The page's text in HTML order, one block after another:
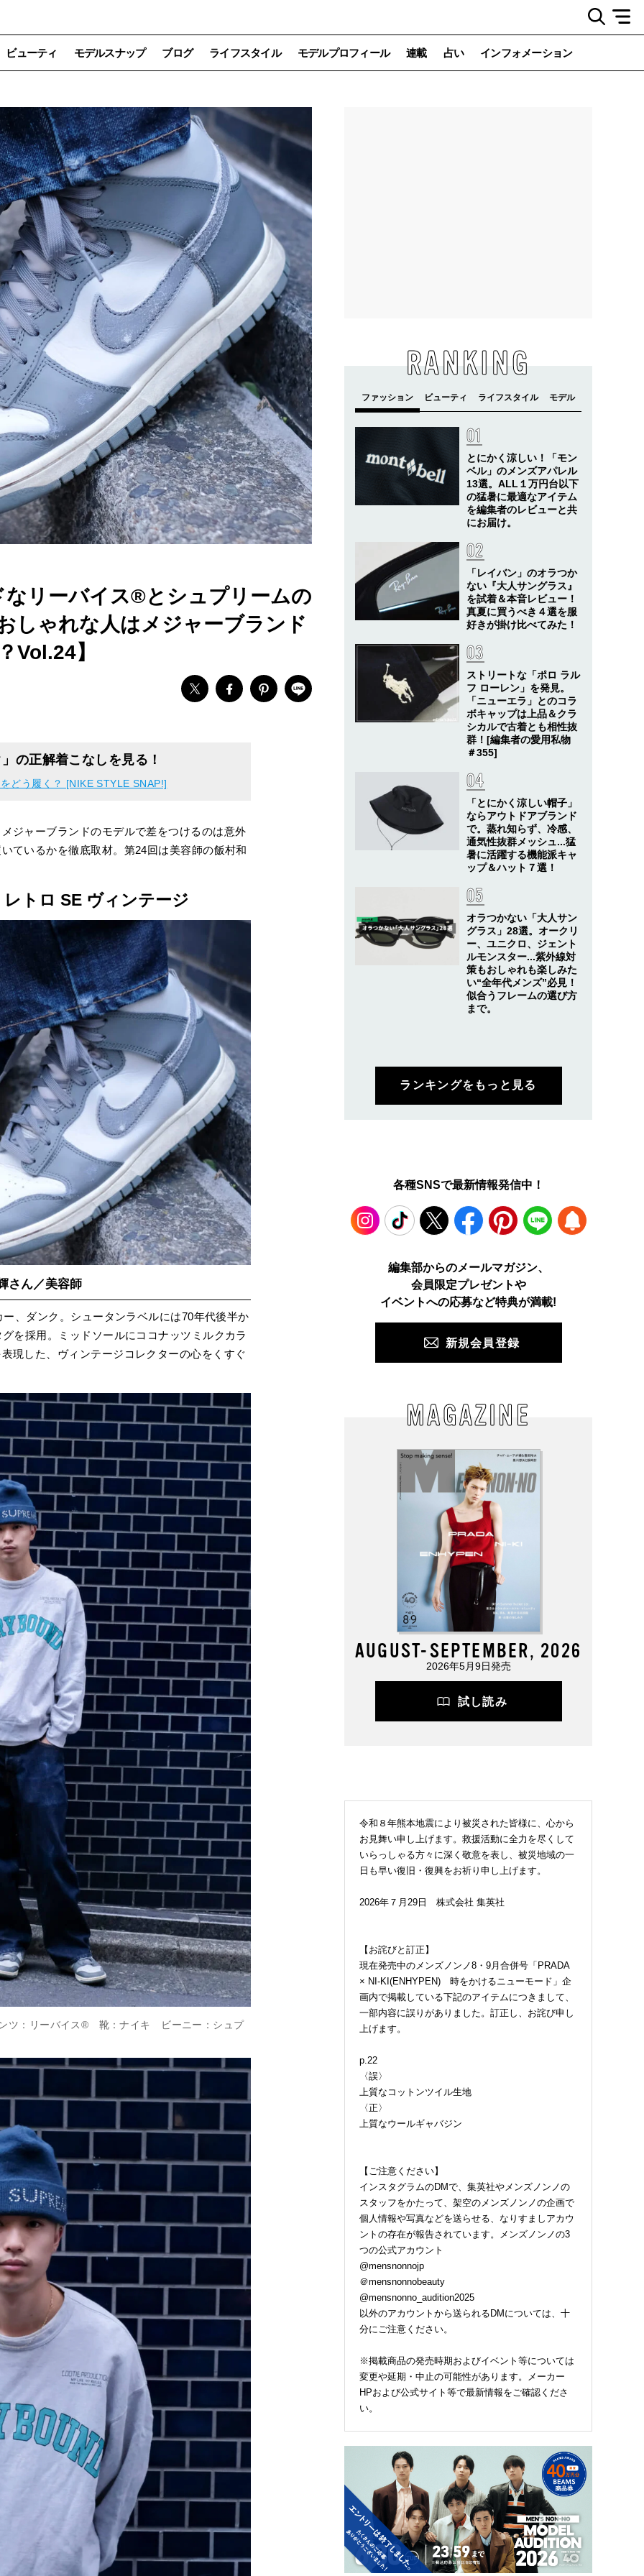
ビューティ モデルスナップ ブログ ライフスタイル モデルプロフィール 連載 占い インフォメーション
リーバイス®︎とシュプリームの
しゃれな人はメジャーブランド
Vol.24】
の正解着こなしを見る！
どう履く？ [NIKE STYLE SNAP!]
ジャーブランドのモデルで差をつけるのは意外
ているかを徹底取材。第24回は美容師の飯村和
トロ SE ヴィンテージ
さん／美容師
、ダンク。シュータンラベルには70年代後半か
を採用。ミッドソールにココナッツミルクカラ
現した、ヴィンテージコレクターの心をくすぐ
ツ：リーバイス®︎ 靴：ナイキ ビーニー：シュプ
RANKING
とにかく涼しい！「モン
ベル」のメンズアパレル
13選。ALL１万円台以下
の猛暑に最適なアイテム
を編集者のレビューと共
にお届け。
「レイバン」のオラつか
ない『大人サングラス』
を試着＆本音レビュー！
真夏に買うべき４選を服
好きが掛け比べてみた！
ストリートな「ポロ ラル
フ ローレン」を発見。
「ニューエラ」とのコラ
ボキャップは上品＆クラ
シカルで古着とも相性抜
群！[編集者の愛用私物
＃355]
「とにかく涼しい帽子」
ならアウトドアブランド
で。蒸れ知らず、冷感、
通気性抜群メッシュ...猛
暑に活躍する機能派キャ
ップ＆ハット７選！
オラつかない「大人サン
グラス」28選。オークリ
ー、ユニクロ、ジェント
ルモンスター...紫外線対
策もおしゃれも楽しみた
い“全年代メンズ”必見！
似合うフレームの選び方
まで。
ランキングをもっと見る
各種SNSで最新情報発信中！
TikTok Facebook Pinterest LINE
編集部からのメールマガジン、
会員限定プレゼントや
イベントへの応募など特典が満載!
新規会員登録
MAGAZINE
AUGUST-SEPTEMBER, 2026
2026年5月9日発売
試し読み
令和８年熊本地震により被災された皆様に、心から
お見舞い申し上げます。救援活動に全力を尽くして
いらっしゃる方々に深く敬意を表し、被災地域の一
日も早い復旧・復興をお祈り申し上げます。
2026年７月29日 株式会社 集英社
【お詫びと訂正】
現在発売中のメンズノンノ8・9月合併号「PRADA
× NI-KI(ENHYPEN) 時をかけるニューモード」企
画内で掲載している下記のアイテムにつきまして、
一部内容に誤りがありました。訂正し、お詫び申し
上げます。
p.22
〈誤〉
上質なコットンツイル生地
〈正〉
上質なウールギャバジン
【ご注意ください】
インスタグラムのDMで、集英社やメンズノンノの
スタッフをかたって、架空のメンズノンノの企画で
個人情報や写真などを送らせる、なりすましアカウ
ントの存在が報告されています。メンズノンノの3
つの公式アカウント
@mensnonnojp
＠mensnonnobeauty
@mensnonno_audition2025
以外のアカウントから送られるDMについては、十
分にご注意ください。
※掲載商品の発売時期およびイベント等については
変更や延期・中止の可能性があります。メーカー
HPおよび公式サイト等で最新情報をご確認くださ
い。